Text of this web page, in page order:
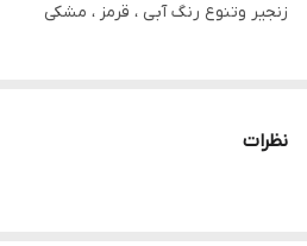
زنجیر وتنوع رنگ آبی ، قرمز ، مشکی
نظرات